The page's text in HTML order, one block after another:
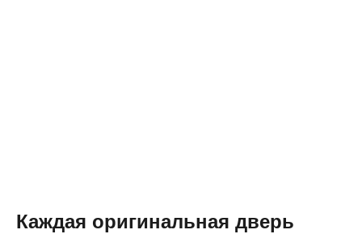
Каждая оригинальная дверь